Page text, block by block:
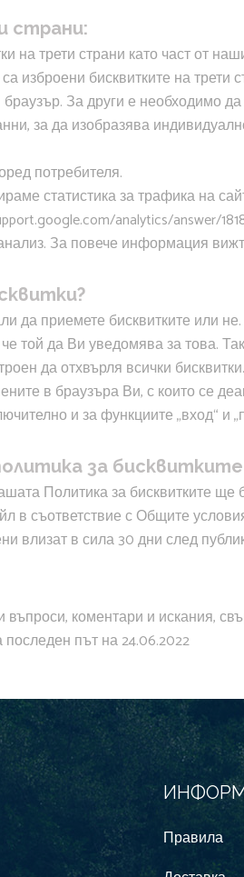
страни:
на трети страни като част от
изброени бисквитките на
За други е необходимо да
за да изобразява
потребителя.
статистика за трафика на
analytics/answer/
За повече информация
да приемете бисквитките или
той да Ви уведомява за това.
да отхвърля всички
в браузъра Ви, с които се
и за функциите „вход“ и
за бисквитките
Политика за бисквитките
в съответствие с Общите
влизат в сила 30 дни след
коментари и искания,
път на 24.06.2022
Правила